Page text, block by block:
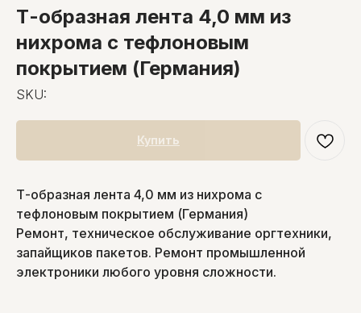
Т-образная лента 4,0 мм из
нихрома с тефлоновым
покрытием (Германия)
SKU:
Купить
Т-образная лента 4,0 мм из нихрома с
тефлоновым покрытием (Германия)
Ремонт, техническое обслуживание оргтехники,
запайщиков пакетов. Ремонт промышленной
электроники любого уровня сложности.